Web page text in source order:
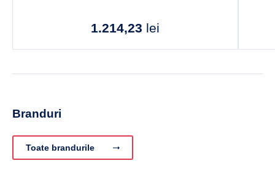
1.214,23 lei
Branduri
Toate brandurile